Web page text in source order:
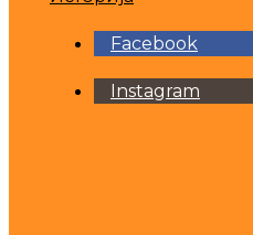
Facebook
Instagram